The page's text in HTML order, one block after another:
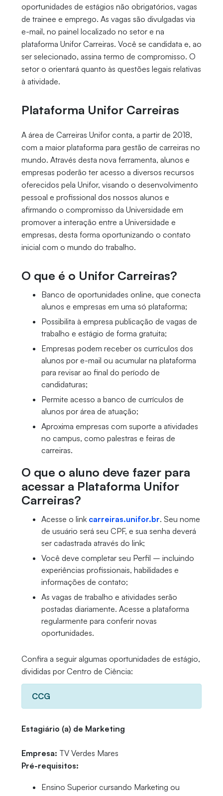
oportunidades de estágios não obrigatórios, vagas
de trainee e emprego. As vagas são divulgadas via
e-mail, no painel localizado no setor e na
plataforma Unifor Carreiras. Você se candidata e, ao
ser selecionado, assina termo de compromisso. O
setor o orientará quanto às questões legais relativas
à atividade.
Plataforma Unifor Carreiras
A área de Carreiras Unifor conta, a partir de 2018,
com a maior plataforma para gestão de carreiras no
mundo. Através desta nova ferramenta, alunos e
empresas poderão ter acesso a diversos recursos
oferecidos pela Unifor, visando o desenvolvimento
pessoal e profissional dos nossos alunos e
afirmando o compromisso da Universidade em
promover a interação entre a Universidade e
empresas, desta forma oportunizando o contato
inicial com o mundo do trabalho.
O que é o Unifor Carreiras?
Banco de oportunidades online, que conecta
alunos e empresas em uma só plataforma;
Possibilita à empresa publicação de vagas de
trabalho e estágio de forma gratuita;
Empresas podem receber os currículos dos
alunos por e-mail ou acumular na plataforma
para revisar ao final do período de
candidaturas;
Permite acesso a banco de currículos de
alunos por área de atuação;
Aproxima empresas com suporte a atividades
no campus, como palestras e feiras de
carreiras.
O que o aluno deve fazer para
acessar a Plataforma Unifor
Carreiras?
Acesse o link carreiras.unifor.br. Seu nome
de usuário será seu CPF, e sua senha deverá
ser cadastrada através do link;
Você deve completar seu Perfil – incluindo
experiências profissionais, habilidades e
informações de contato;
As vagas de trabalho e atividades serão
postadas diariamente. Acesse a plataforma
regularmente para conferir novas
oportunidades.
Confira a seguir algumas oportunidades de estágio,
divididas por Centro de Ciência:
CCG
Estagiário (a) de Marketing
Empresa: TV Verdes Mares
Pré-requisitos:
Ensino Superior cursando Marketing ou